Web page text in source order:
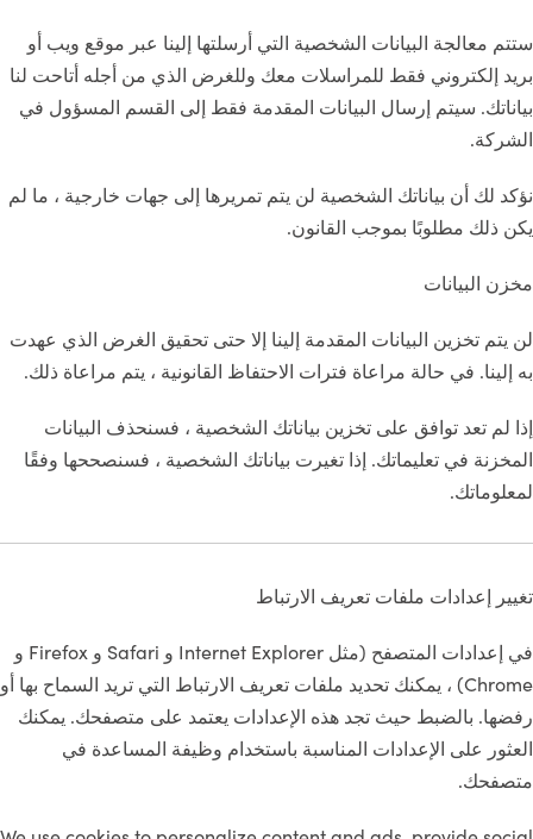
ستتم معالجة البيانات الشخصية التي أرسلتها إلينا عبر موقع ويب أو
بريد إلكتروني فقط للمراسلات معك وللغرض الذي من أجله أتاحت لنا
بياناتك. سيتم إرسال البيانات المقدمة فقط إلى القسم المسؤول في
الشركة.
نؤكد لك أن بياناتك الشخصية لن يتم تمريرها إلى جهات خارجية ، ما لم
يكن ذلك مطلوبًا بموجب القانون.
مخزن البيانات
لن يتم تخزين البيانات المقدمة إلينا إلا حتى تحقيق الغرض الذي عهدت
به إلينا. في حالة مراعاة فترات الاحتفاظ القانونية ، يتم مراعاة ذلك.
إذا لم تعد توافق على تخزين بياناتك الشخصية ، فسنحذف البيانات
المخزنة في تعليماتك. إذا تغيرت بياناتك الشخصية ، فسنصححها وفقًا
لمعلوماتك.
تغيير إعدادات ملفات تعريف الارتباط
في إعدادات المتصفح (مثل Internet Explorer و Safari و Firefox و
Chrome) ، يمكنك تحديد ملفات تعريف الارتباط التي تريد السماح بها أو
رفضها. بالضبط حيث تجد هذه الإعدادات يعتمد على متصفحك. يمكنك
العثور على الإعدادات المناسبة باستخدام وظيفة المساعدة في
متصفحك.